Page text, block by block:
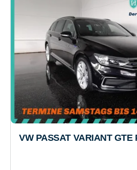
VW PASSAT VARIANT GTE